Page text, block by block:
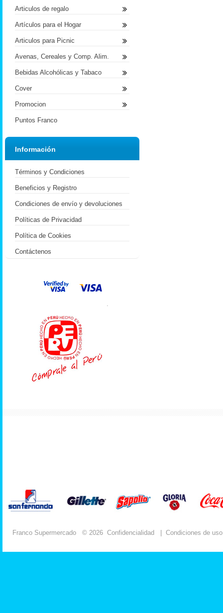
Articulos de regalo
Artículos para el Hogar
Articulos para Picnic
Avenas, Cereales y Comp. Alim.
Bebidas Alcohólicas y Tabaco
Cover
Promocion
Puntos Franco
Información
Términos y Condiciones
Beneficios y Registro
Condiciones de envío y devoluciones
Políticas de Privacidad
Política de Cookies
Contáctenos
.
Franco Supermercado © 2026 Confidencialidad Condiciones de uso